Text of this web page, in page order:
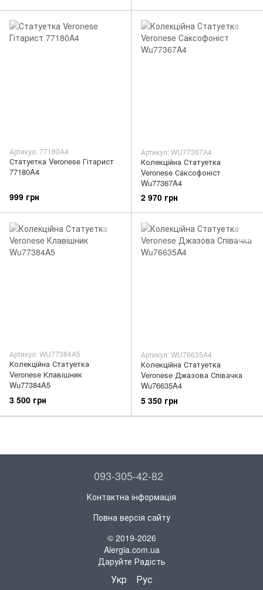
Артикул: 77180A4
Статуетка Veronese Гітарист
77180A4
999 грн
Артикул: WU77367A4
Колекційна Статуетка
Veronese Саксофоніст
Wu77367A4
2 970 грн
Артикул: WU77384A5
Колекційна Статуетка
Veronese Клавішник
Wu77384A5
3 500 грн
Артикул: WU76635A4
Колекційна Статуетка
Veronese Джазова Співачка
Wu76635A4
5 350 грн
093-305-42-82
Контактна інформація
Повна версія сайту
© 2019-2026
Alergia.com.ua
Даруйте Радість
Укр Рус